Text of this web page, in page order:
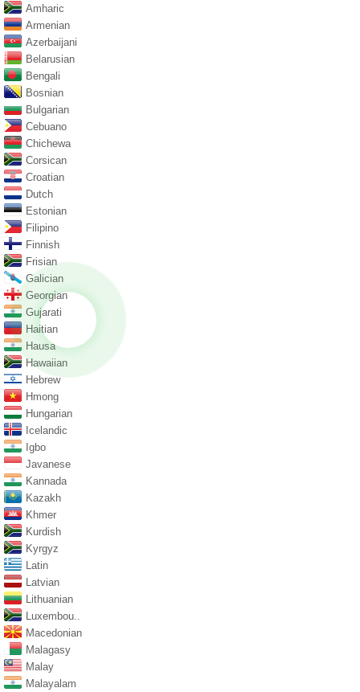
Amharic
Armenian
Azerbaijani
Belarusian
Bengali
Bosnian
Bulgarian
Cebuano
Chichewa
Corsican
Croatian
Dutch
Estonian
Filipino
Finnish
Frisian
Galician
Georgian
Gujarati
Haitian
Hausa
Hawaiian
Hebrew
Hmong
Hungarian
Icelandic
Igbo
Javanese
Kannada
Kazakh
Khmer
Kurdish
Kyrgyz
Latin
Latvian
Lithuanian
Luxembou..
Macedonian
Malagasy
Malay
Malayalam